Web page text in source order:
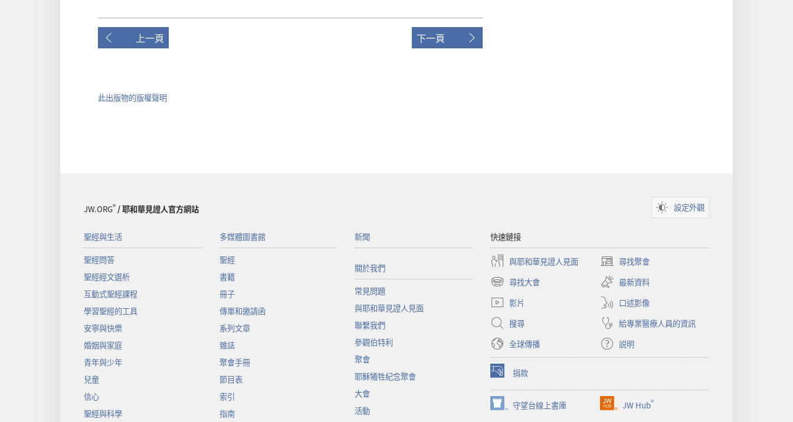
上一頁 下一頁
此出版物的版權聲明
JW.ORG®/ 耶和華見證人官方網站 設定外觀
聖經與生活
聖經問答
聖經經文選析
互動式聖經課程
學習聖經的工具
安寧與快樂
婚姻與家庭
青年與少年
兒童
信心
聖經與科學
多媒體圖書館
聖經
書籍
冊子
傳單和邀請函
系列文章
雜誌
聚會手冊
節目表
索引
指南
新聞
關於我們
常見問題
與耶和華見證人見面
聯繫我們
參觀伯特利
聚會
耶穌犧牲紀念聚會
大會
活動
快速鏈接
與耶和華見證人見面 尋找聚會
（開
啟
新
視
窗）
尋找大會
（開
啟
新
視
窗）
最新資料
影片
口述影像
搜尋
給專業醫療人員的資訊
全球傳播
説明
捐款
（開
啟
新
視
守望台線上書庫
（開
JW Hub®
（開